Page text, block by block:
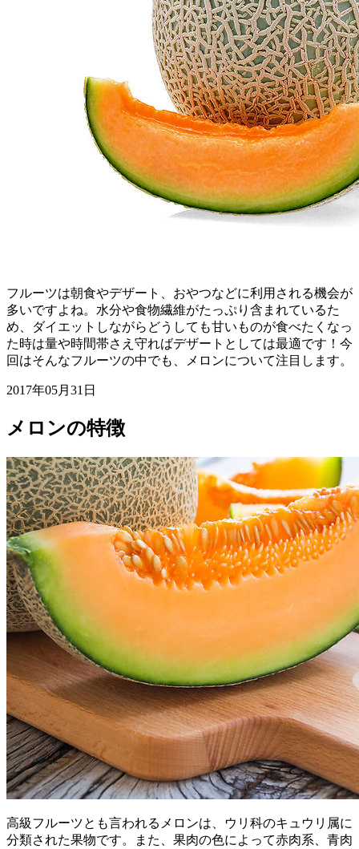
フルーツは朝食やデザート、おやつなどに利用される機会が
多いですよね。水分や食物繊維がたっぷり含まれているた
め、ダイエットしながらどうしても甘いものが食べたくなっ
た時は量や時間帯さえ守ればデザートとしては最適です！今
回はそんなフルーツの中でも、メロンについて注目します。
2017年05月31日
メロンの特徴
高級フルーツとも言われるメロンは、ウリ科のキュウリ属に
分類された果物です。また、果肉の色によって赤肉系、青肉